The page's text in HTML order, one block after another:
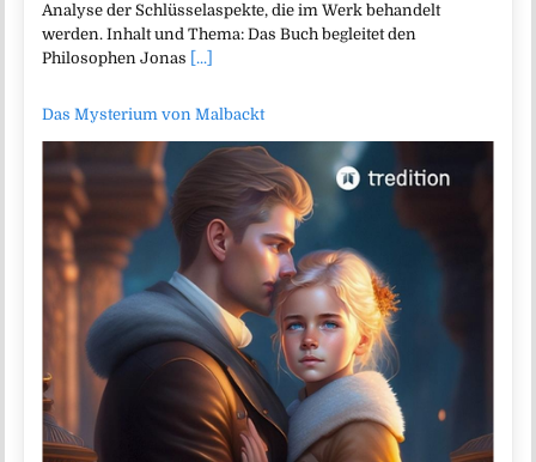
Analyse der Schlüsselaspekte, die im Werk behandelt
werden. Inhalt und Thema: Das Buch begleitet den
Philosophen Jonas [...]
Das Mysterium von Malbackt